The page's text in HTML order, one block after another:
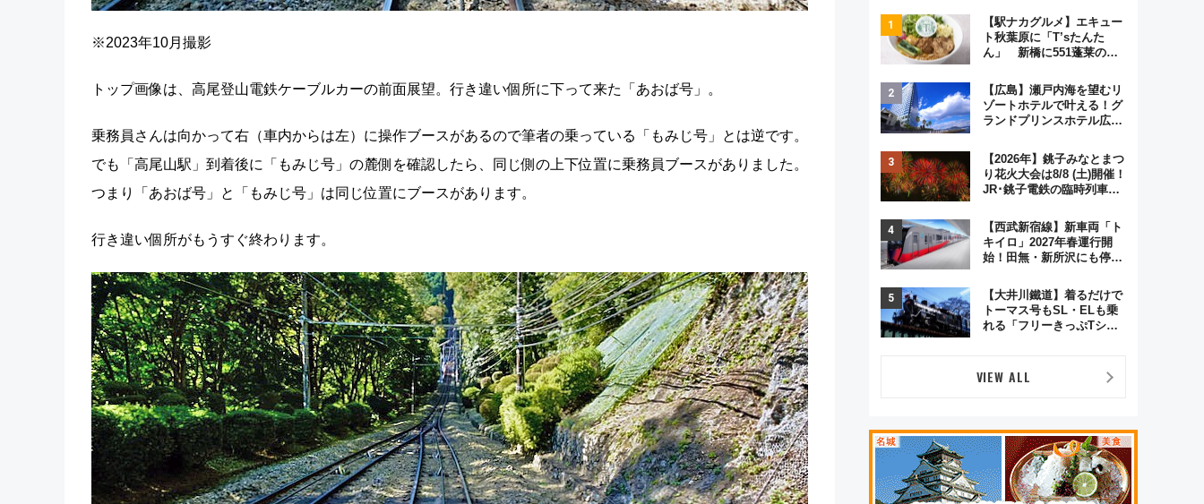
※2023年10月撮影
トップ画像は、高尾登山電鉄ケーブルカーの前面展望。行き違い個所に下って来た「あおば号」。
乗務員さんは向かって右（車内からは左）に操作ブースがあるので筆者の乗っている「もみじ号」とは逆です。
でも「高尾山駅」到着後に「もみじ号」の麓側を確認したら、同じ側の上下位置に乗務員ブースがありました。
つまり「あおば号」と「もみじ号」は同じ位置にブースがあります。
行き違い個所がもうすぐ終わります。
【駅ナカグルメ】エキュー
ト秋葉原に「T’sたんた
ん」 新橋に551蓬莱の
オムライス専門店「肉とた
まご」新グルメ続々登場！
【2026年8月】
【広島】瀬戸内海を望むリ
ゾートホテルで叶える！グ
ランドプリンスホテル広島
ジュアルパーティープラン
【2026年】銚子みなとまつ
り花火大会は8/8 (土)開催！
JR･銚子電鉄の臨時列車や
く8,000発の大迫力＆屋台
を満喫
【西武新宿線】新車両「ト
キイロ」2027年春運行開
始！田無・新所沢にも停
弾」も
【大井川鐵道】着るだけで
トーマス号もSL・ELも乗
れる「フリーきっぷTシャ
VIEW ALL